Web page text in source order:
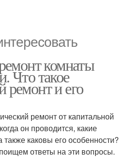
комнаты
Что такое
ремонт и его
ремонт от капитальной
он проводится, какие
также каковы его особенности?
ответы на эти вопросы.